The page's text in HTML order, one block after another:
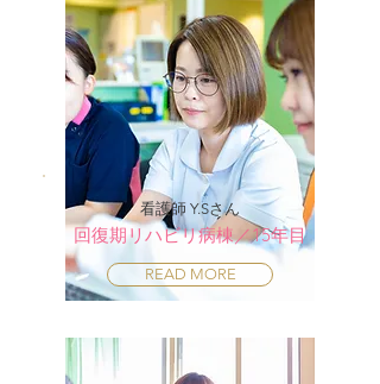
看護師 Y.Sさん
回復期リハビリ病棟／15年目
READ MORE